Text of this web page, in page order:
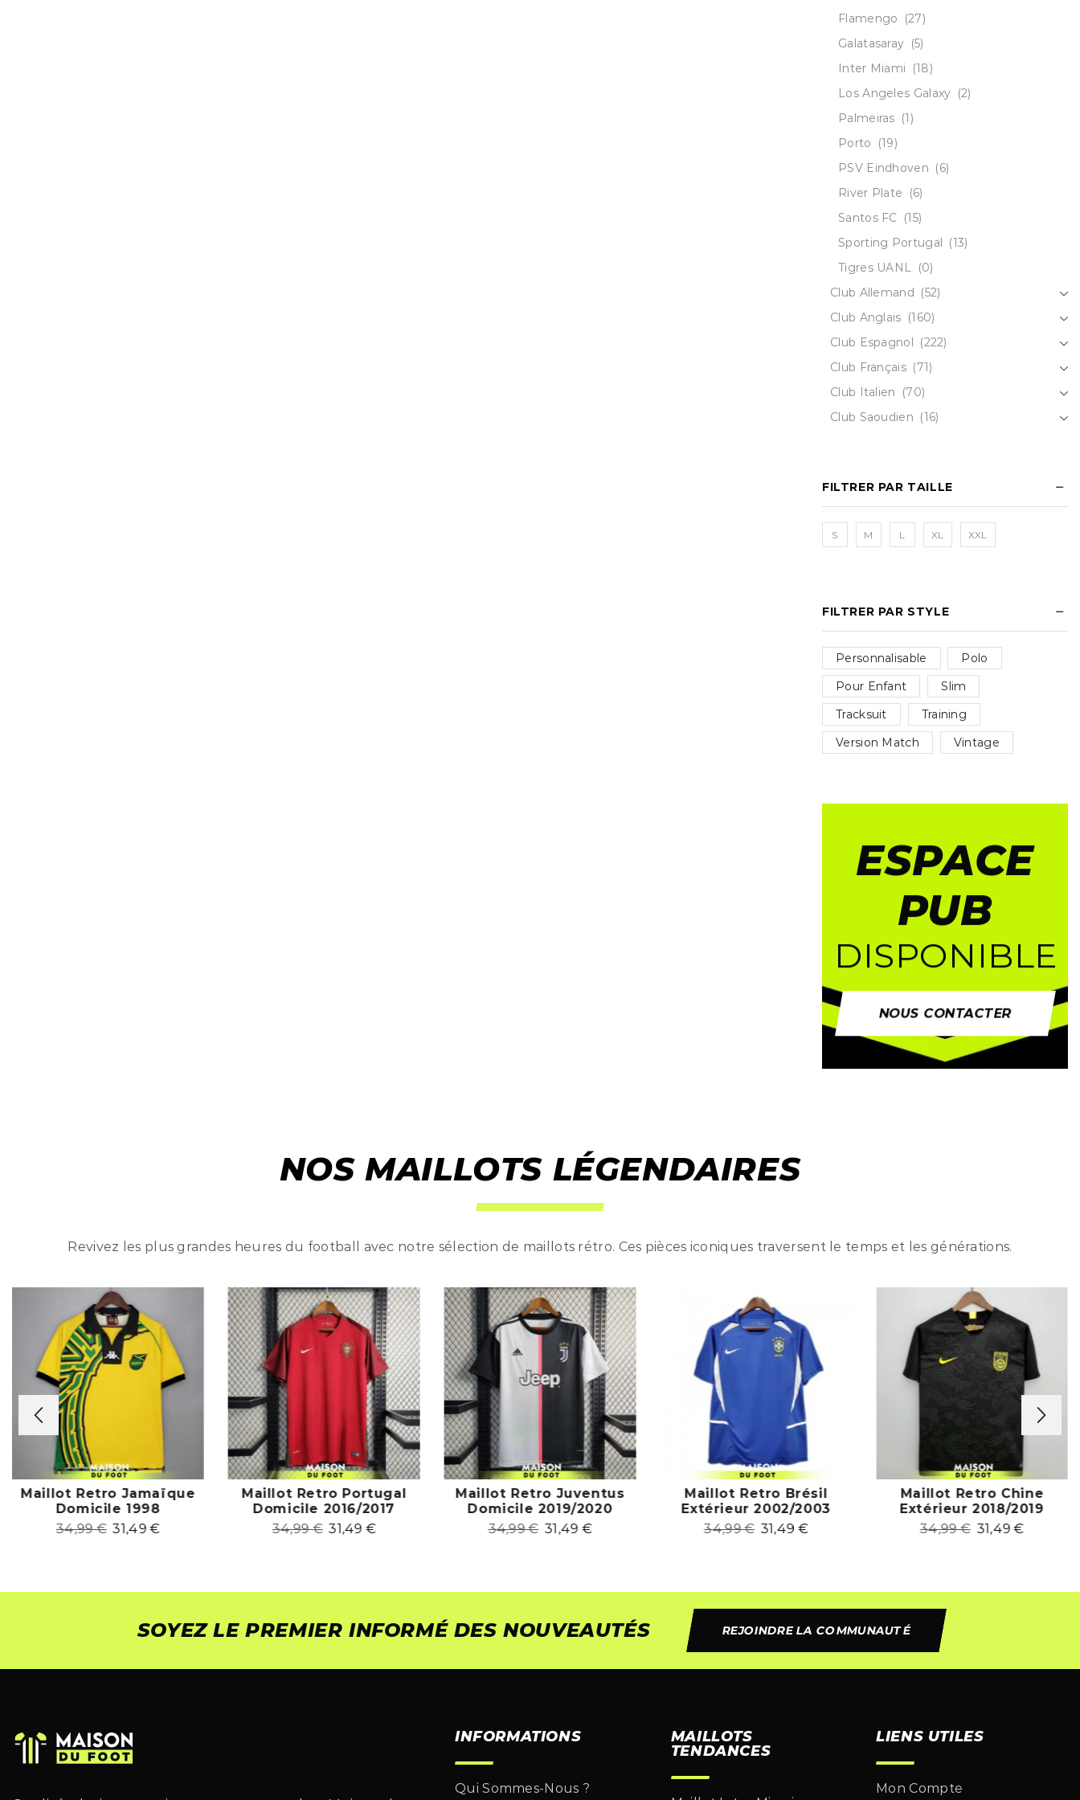
Flamengo
(27)
Galatasaray (5)
Inter Miami
(18)
Los Angeles Galaxy (2)
Palmeiras (1)
Porto
(19)
PSV Eindhoven (6)
River Plate
(6)
Santos FC (15)
Sporting Portugal (13)
Tigres UANL (0)
Club Allemand (52)
Club Anglais (160)
Club Espagnol (222)
Club Français (71)
Club Italien
(70)
Club Saoudien (16)
FILTRER PAR TAILLE
S M L XL XXL
FILTRER PAR STYLE
Personnalisable
Polo
Pour Enfant
Slim
Tracksuit
Training
Version Match
Vintage
ESPACE
PUB
DISPONIBLE
NOUS CONTACTER
NOS MAILLOTS LÉGENDAIRES
Revivez les plus grandes heures du football avec notre sélection de maillots rétro. Ces pièces iconiques traversent le temps et les générations.
Maillot Retro Jamaïque
Domicile 1998
34,99€ 31,49€
Maillot Retro Portugal
Domicile 2016/2017
34,99€ 31,49€
Maillot Retro Juventus
Domicile 2019/2020
34,99€ 31,49€
Maillot Retro Brésil
Extérieur 2002/2003
34,99€ 31,49€
Maillot Retro Chine
Extérieur 2018/2019
34,99€ 31,49€
SOYEZ LE PREMIER INFORMÉ DES NOUVEAUTÉS REJOINDRE LA COMMUNAUTÉ
INFORMATIONS
Qui Sommes-Nous ?
MAILLOTS
TENDANCES
LIENS UTILES
Mon Compte